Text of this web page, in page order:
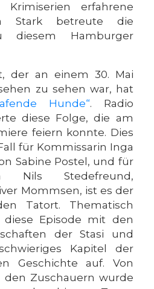
erfahrene
Stark betreute die
diesem Hamburger
der an einem 30. Mai
zu sehen war, hat
Hunde“. Radio
diese Folge, die am
feiern konnte. Dies
für Kommissarin Inga
Sabine Postel, und für
Nils Stedefreund,
Mommsen, ist es der
Tatort. Thematisch
diese Episode mit den
der Stasi und
Kapitel der
Geschichte auf. Von
Zuschauern wurde